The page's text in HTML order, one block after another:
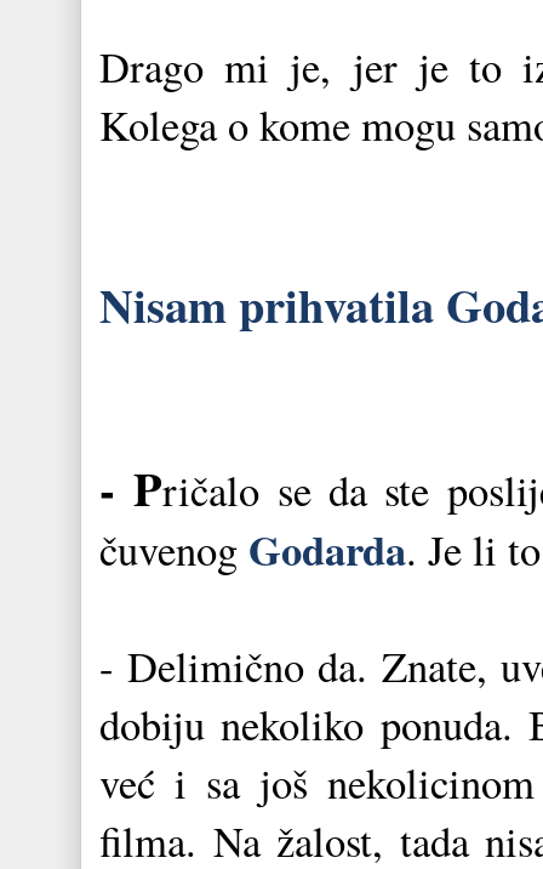
Drago mi je, jer je to
Kolega o kome mogu
Nisam prihvatila
- Pričalo se da ste
čuvenog Godarda. Je li
- Delimično da. Znate,
dobiju nekoliko ponuda.
već i sa još
filma. Na žalost, tada